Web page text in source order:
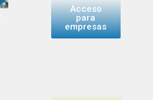
Acceso
para
empresas